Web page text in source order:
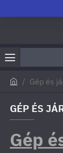
m
Gép és
GÉP ÉS
Gép